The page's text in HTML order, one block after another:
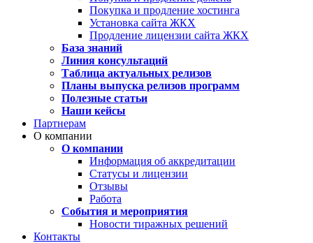
Покупка и продление хостинга
Установка сайта ЖКХ
Продление лицензии сайта ЖКХ
База знаний
Линия консультаций
Таблица актуальных релизов
Планы выпуска релизов программ
Полезные статьи
Наши кейсы
Партнерам
О компании
О компании
Информация об аккредитации
Статусы и лицензии
Отзывы
Работа
События и мероприятия
Новости тиражных решений
Контакты